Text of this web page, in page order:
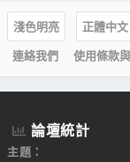
淺色明亮
正體中文
連絡我們
使用條款
論壇統計
主題